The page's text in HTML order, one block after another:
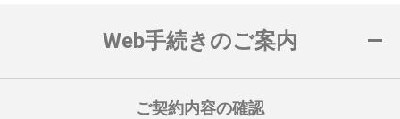
詳細はこちら
Web手続きのご案内
ご契約内容の確認